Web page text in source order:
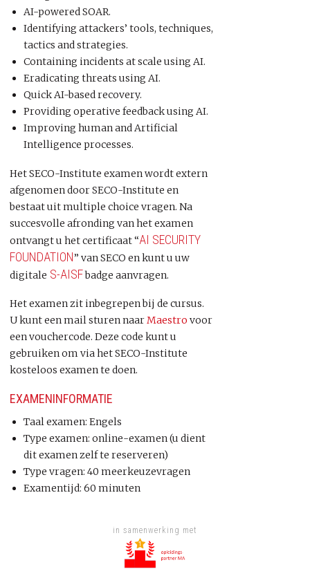
AI-powered SOAR.
Identifying attackers’ tools, techniques,
tactics and strategies.
Containing incidents at scale using AI.
Eradicating threats using AI.
Quick AI-based recovery.
Providing operative feedback using AI.
Improving human and Artificial
Intelligence processes.
Het SECO-Institute examen wordt extern
afgenomen door SECO-Institute en
bestaat uit multiple choice vragen. Na
succesvolle afronding van het examen
ontvangt u het certificaat “AI SECURITY
FOUNDATION” van SECO en kunt u uw
digitale S-AISFbadge aanvragen.
Het examen zit inbegrepen bij de cursus.
U kunt een mail sturen naarMaestro voor
een vouchercode. Deze code kunt u
gebruiken om via het SECO-Institute
kosteloos examen te doen.
EXAMENINFORMATIE
Taal examen: Engels
Type examen: online-examen (u dient
dit examen zelf te reserveren)
Type vragen: 40 meerkeuzevragen
Examentijd: 60 minuten
in samenwerking met